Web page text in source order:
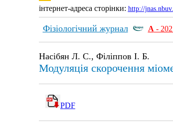
інтернет-адреса сторінки: http://
Фізіологічний журнал А -
Насібян Л. С., Філіппов І. Б.
Модуляція скорочення
PDF